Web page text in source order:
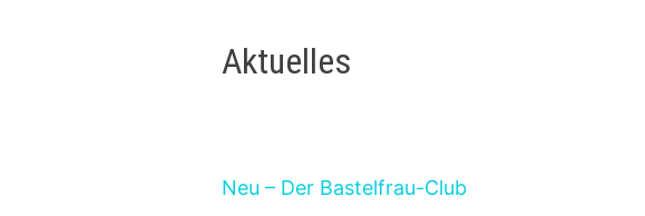
Aktuelles
Neu – Der Bastelfrau-Club